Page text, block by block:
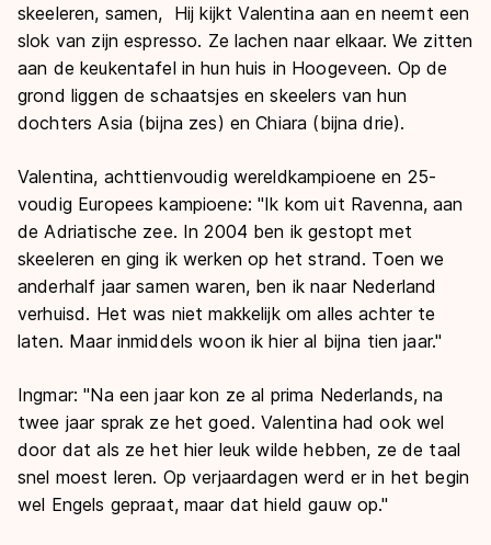
skeeleren, samen, Hij kijkt Valentina aan en neemt een
slok van zijn espresso. Ze lachen naar elkaar. We zitten
aan de keukentafel in hun huis in Hoogeveen. Op de
grond liggen de schaatsjes en skeelers van hun
dochters Asia (bijna zes) en Chiara (bijna drie).
Valentina, achttienvoudig wereldkampioene en 25-
voudig Europees kampioene: "Ik kom uit Ravenna, aan
de Adriatische zee. In 2004 ben ik gestopt met
skeeleren en ging ik werken op het strand. Toen we
anderhalf jaar samen waren, ben ik naar Nederland
verhuisd. Het was niet makkelijk om alles achter te
laten. Maar inmiddels woon ik hier al bijna tien jaar."
Ingmar: "Na een jaar kon ze al prima Nederlands, na
twee jaar sprak ze het goed. Valentina had ook wel
door dat als ze het hier leuk wilde hebben, ze de taal
snel moest leren. Op verjaardagen werd er in het begin
wel Engels gepraat, maar dat hield gauw op."